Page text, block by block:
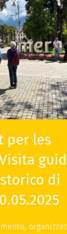
per les
di